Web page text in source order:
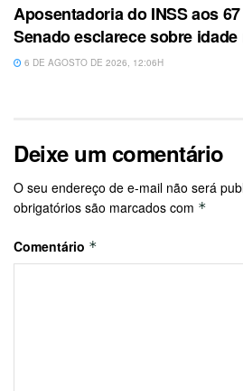
Aposentadoria do INSS aos
Senado esclarece sobre
6 DE AGOSTO DE 2026, 12:06H
Deixe um comentário
O seu endereço de e-mail não será
obrigatórios são marcados com *
Comentário *